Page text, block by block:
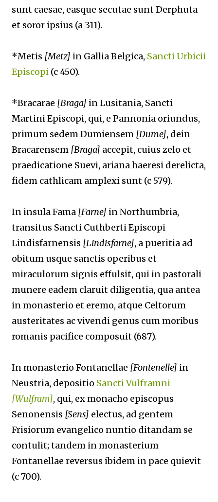
sunt caesae, easque secutae sunt Derphuta
et soror ipsius (a 311).
*Metis [Metz] in Gallia Belgica, Sancti Urbicii
Episcopi (c 450).
*Bracarae [Braga] in Lusitania, Sancti
Martini Episcopi, qui, e Pannonia oriundus,
primum sedem Dumiensem [Dume], dein
Bracarensem [Braga] accepit, cuius zelo et
praedicatione Suevi, ariana haeresi derelicta,
fidem cathlicam amplexi sunt (c 579).
In insula Fama [Farne] in Northumbria,
transitus Sancti Cuthberti Episcopi
Lindisfarnensis [Lindisfarne], a pueritia ad
obitum usque sanctis operibus et
miraculorum signis effulsit, qui in pastorali
munere eadem claruit diligentia, qua antea
in monasterio et eremo, atque Celtorum
austeritates ac vivendi genus cum moribus
romanis pacifice composuit (687).
In monasterio Fontanellae [Fontenelle] in
Neustria, depositio Sancti Vulframni
[Wulfram], qui, ex monacho episcopus
Senonensis [Sens] electus, ad gentem
Frisiorum evangelico nuntio ditandam se
contulit; tandem in monasterium
Fontanellae reversus ibidem in pace quievit
(c 700).